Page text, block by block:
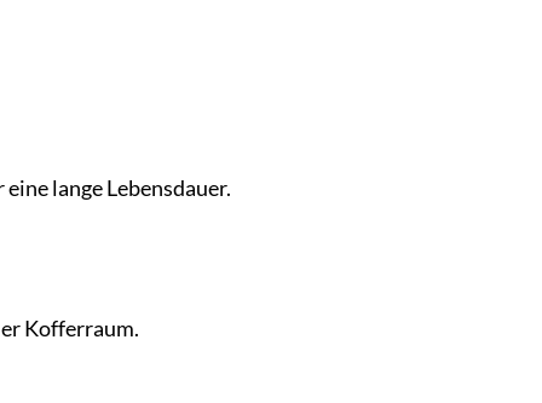
lange Lebensdauer.
Kofferraum.